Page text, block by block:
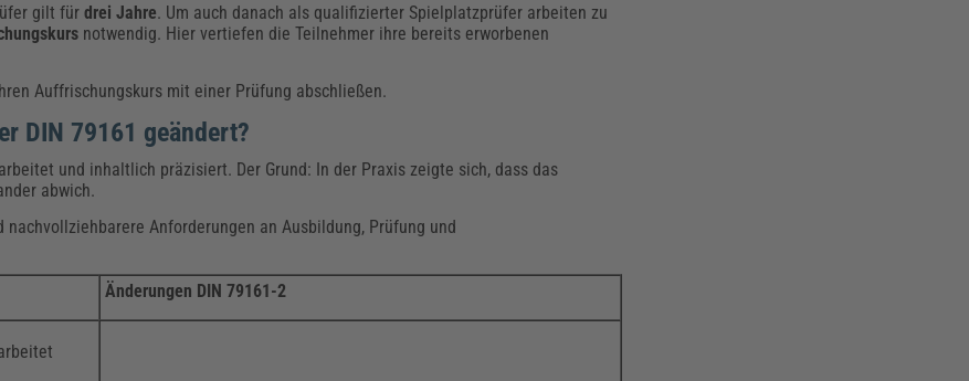
gilt fürdrei Jahre. Um auch danach als qualifizierter Spielplatzprüfer arbeiten zu
notwendig. Hier vertiefen die Teilnehmer ihre bereits erworbenen
Auffrischungskurs mit einer Prüfung abschließen.
DIN 79161 geändert?
und inhaltlich präzisiert. Der Grund: In der Praxis zeigte sich, dass das
abwich.
Anforderungen an Ausbildung, Prüfung und
Änderungen DIN 79161-2